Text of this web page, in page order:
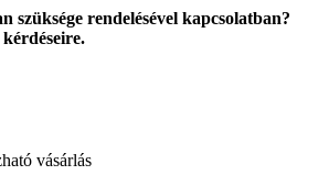
szüksége rendelésével kapcsolatban?
vásárlás